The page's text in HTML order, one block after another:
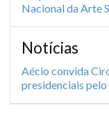
Nacional da Arte
Notícias
Aécio convida
presidenciais pelo